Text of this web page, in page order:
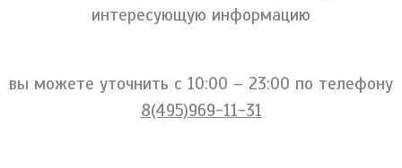
интересующую информацию
вы можете уточнить c 10:00 – 23:00 по телефону
8(495)969-11-31